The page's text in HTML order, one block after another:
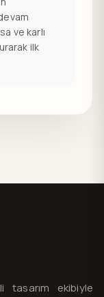
ve karlı
ilk
tasarım ekibiyle